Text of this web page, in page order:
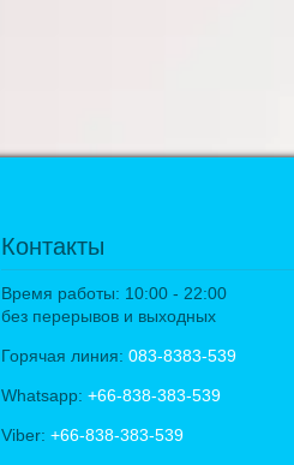
Контакты
Время работы: 10:00 - 22:00
без перерывов и выходных
Горячая линия: 083-8383-539
Whatsapp: +66-838-383-539
Viber: +66-838-383-539